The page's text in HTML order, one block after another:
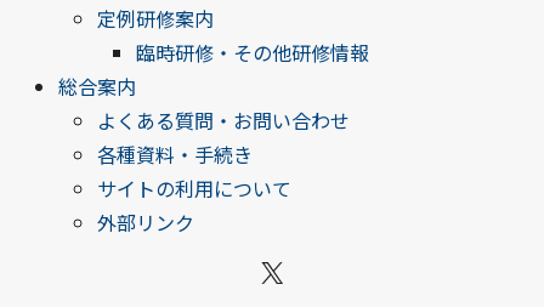
定例研修案内
臨時研修・その他研修情報
総合案内
よくある質問・お問い合わせ
各種資料・手続き
サイトの利用について
外部リンク
X